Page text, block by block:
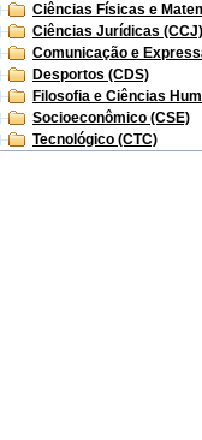
Ciências Físicas e
Ciências Jurídicas (CCJ)
Comunicação e
Desportos (CDS)
Filosofia e Ciências
Socioeconômico (CSE)
Tecnológico (CTC)